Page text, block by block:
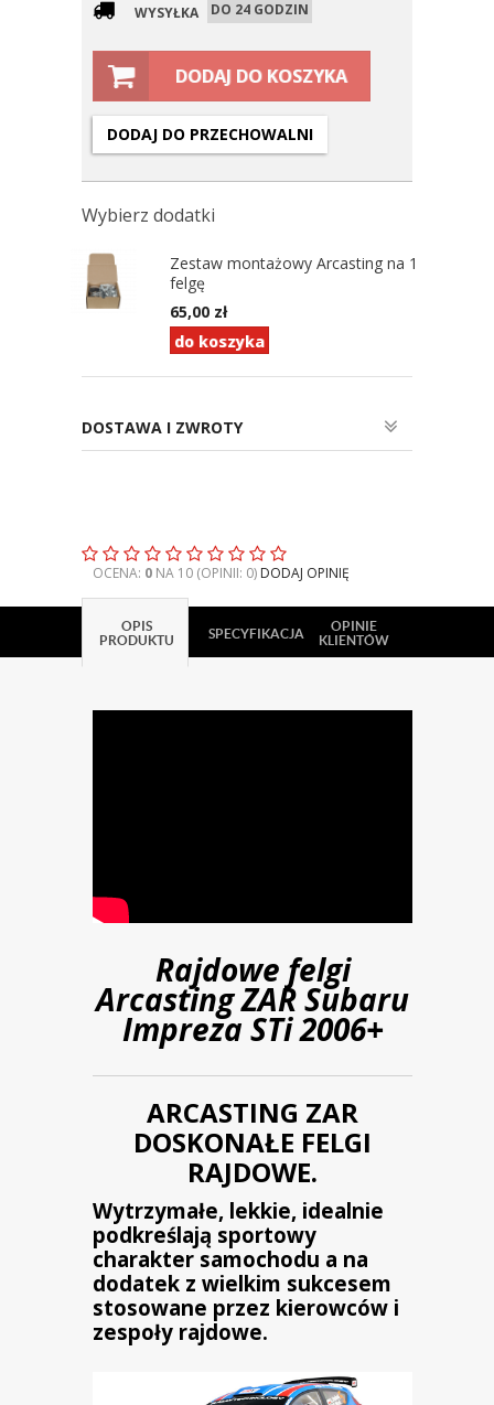
WYSYŁKA DO 24 GODZIN
DODAJ DO KOSZYKA
DODAJ DO PRZECHOWALNI
Wybierz dodatki
Zestaw montażowy Arcasting na 1
felgę
65,00 zł
do koszyka
DOSTAWA I ZWROTY
OCENA: 0 NA 10 (OPINII: 0) DODAJ OPINIĘ
OPIS
PRODUKTU
SPECYFIKACJA
OPINIE
KLIENTÓW
Rajdowe felgi
Arcasting ZARSubaru
Impreza STi 2006+
ARCASTING ZAR
DOSKONAŁE FELGI
RAJDOWE.
Wytrzymałe, lekkie, idealnie
podkreślają sportowy
charakter samochodu a na
dodatek z wielkim sukcesem
stosowane przez kierowców i
zespoły rajdowe.